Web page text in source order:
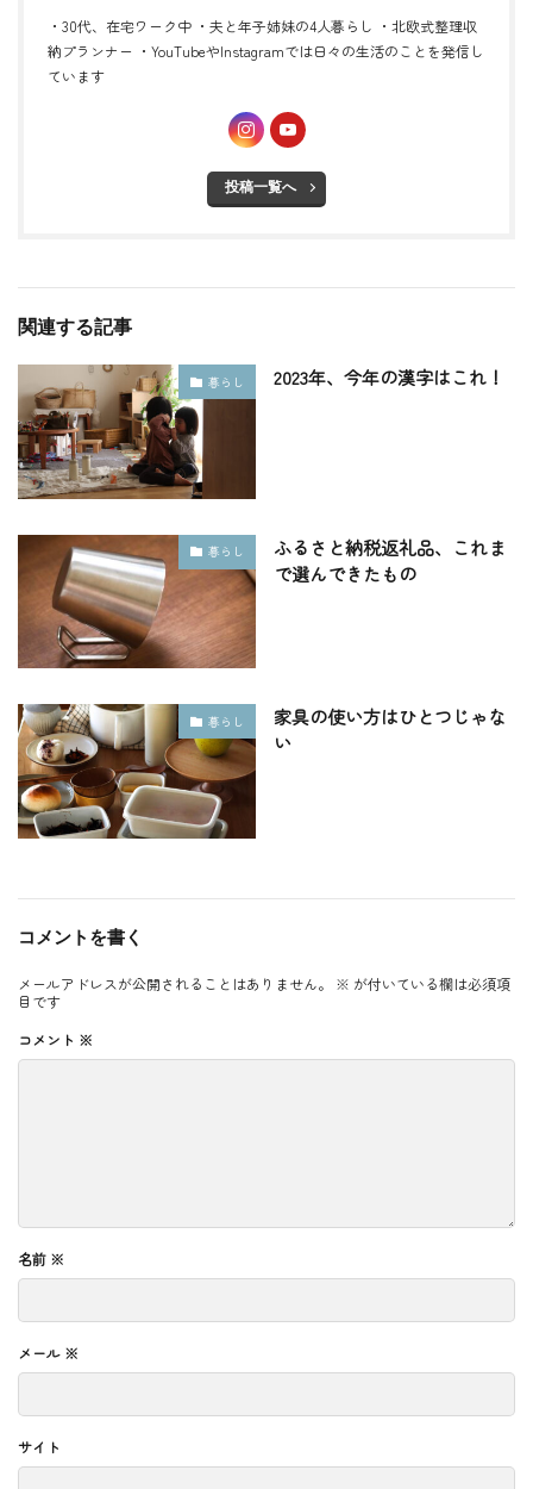
・30代、在宅ワーク中 ・夫と年子姉妹の4人暮らし ・北欧式整理収
納プランナー ・YouTubeやInstagramでは日々の生活のことを発信し
ています
投稿一覧へ
関連する記事
暮らし 2023年、今年の漢字はこれ！
暮らし
ふるさと納税返礼品、これま
で選んできたもの
暮らし
家具の使い方はひとつじゃな
い
コメントを書く
メールアドレスが公開されることはありません。 ※ が付いている欄は必須項
目です
コメント ※
名前 ※
メール ※
サイト